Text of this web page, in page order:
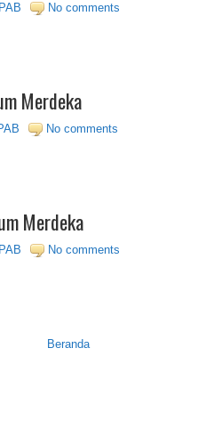
No comments
Merdeka
No comments
Merdeka
No comments
Beranda